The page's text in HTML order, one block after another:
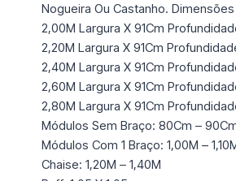
Nogueira Ou Castanho.
2,00M Largura X 91Cm
2,20M Largura X 91Cm
2,40M Largura X 91Cm
2,60M Largura X 91Cm
2,80M Largura X 91Cm
Módulos Sem Braço: 80Cm – 90Cm
Módulos Com 1 Braço: 1,00M –
Chaise: 1,20M – 1,40M